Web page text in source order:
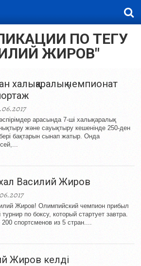
ПО ТЕГУ
ЖИРОВ"
халықаралық чемпионат
арасында 7-ші халықаралық
және сауықтыру кешенінде 250-ден
бақтарын сынап жатыр. Онда
Василий Жиров
Жиров! Олимпийский чемпион прибыл
по боксу, который стартует завтра.
спортсменов из 5 стран....
Жиров келді